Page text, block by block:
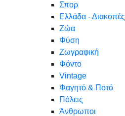
Σπορ
Ελλάδα - Διακοπές
Ζώα
Φύση
Ζωγραφική
Φόντο
Vintage
Φαγητό & Ποτό
Πόλεις
Άνθρωποι